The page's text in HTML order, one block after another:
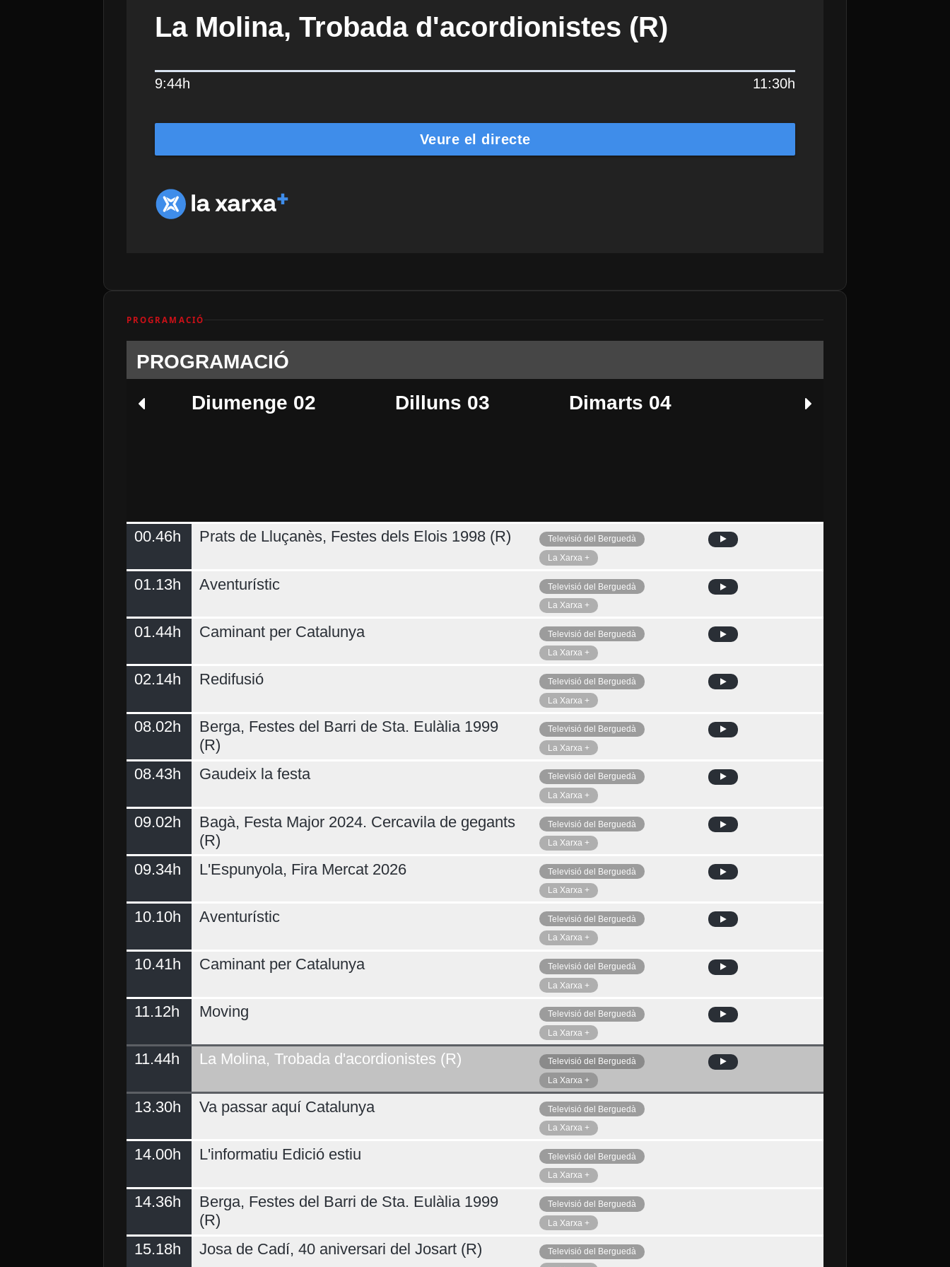
La Molina, Trobada d'acordionistes (R)
9:44h 11:30h
Veure el directe
PROGRAMACIÓ
PROGRAMACIÓ
Diumenge 02
Dilluns 03 Dimarts 04
Dimecres 05 Dijous 06 Ahir Avui
Demà
00.46h Prats de Lluçanès, Festes dels Elois 1998 (R)
Televisió del Berguedà
La Xarxa +
01.13h Aventurístic
Televisió del Berguedà
La Xarxa +
01.44h Caminant per Catalunya
Televisió del Berguedà
La Xarxa +
02.14h Redifusió
Televisió del Berguedà
La Xarxa +
08.02h
Berga, Festes del Barri de Sta. Eulàlia 1999
(R)
Televisió del Berguedà
La Xarxa +
08.43h Gaudeix la festa
Televisió del Berguedà
La Xarxa +
09.02h
Bagà, Festa Major 2024. Cercavila de gegants
(R)
Televisió del Berguedà
La Xarxa +
09.34h L'Espunyola, Fira Mercat 2026
Televisió del Berguedà
La Xarxa +
10.10h Aventurístic
Televisió del Berguedà
La Xarxa +
10.41h Caminant per Catalunya
Televisió del Berguedà
La Xarxa +
11.12h Moving
Televisió del Berguedà
La Xarxa +
11.44h La Molina, Trobada d'acordionistes (R)
Televisió del Berguedà
La Xarxa +
13.30h Va passar aquí Catalunya
Televisió del Berguedà
La Xarxa +
14.00h L'informatiu Edició estiu
Televisió del Berguedà
La Xarxa +
14.36h
Berga, Festes del Barri de Sta. Eulàlia 1999
(R)
Televisió del Berguedà
La Xarxa +
15.18h Josa de Cadí, 40 aniversari del Josart (R)
Televisió del Berguedà